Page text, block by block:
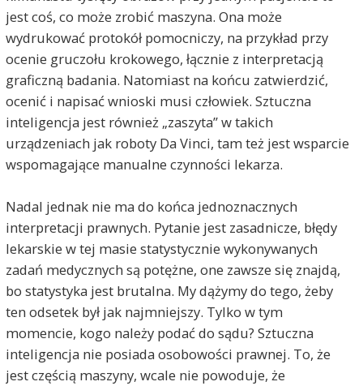
jest coś, co może zrobić maszyna. Ona może
wydrukować protokół pomocniczy, na przykład przy
ocenie gruczołu krokowego, łącznie z interpretacją
graficzną badania. Natomiast na końcu zatwierdzić,
ocenić i napisać wnioski musi człowiek. Sztuczna
inteligencja jest również „zaszyta” w takich
urządzeniach jak roboty Da Vinci, tam też jest wsparcie
wspomagające manualne czynności lekarza.
Nadal jednak nie ma do końca jednoznacznych
interpretacji prawnych. Pytanie jest zasadnicze, błędy
lekarskie w tej masie statystycznie wykonywanych
zadań medycznych są potężne, one zawsze się znajdą,
bo statystyka jest brutalna. My dążymy do tego, żeby
ten odsetek był jak najmniejszy. Tylko w tym
momencie, kogo należy podać do sądu? Sztuczna
inteligencja nie posiada osobowości prawnej. To, że
jest częścią maszyny, wcale nie powoduje, że